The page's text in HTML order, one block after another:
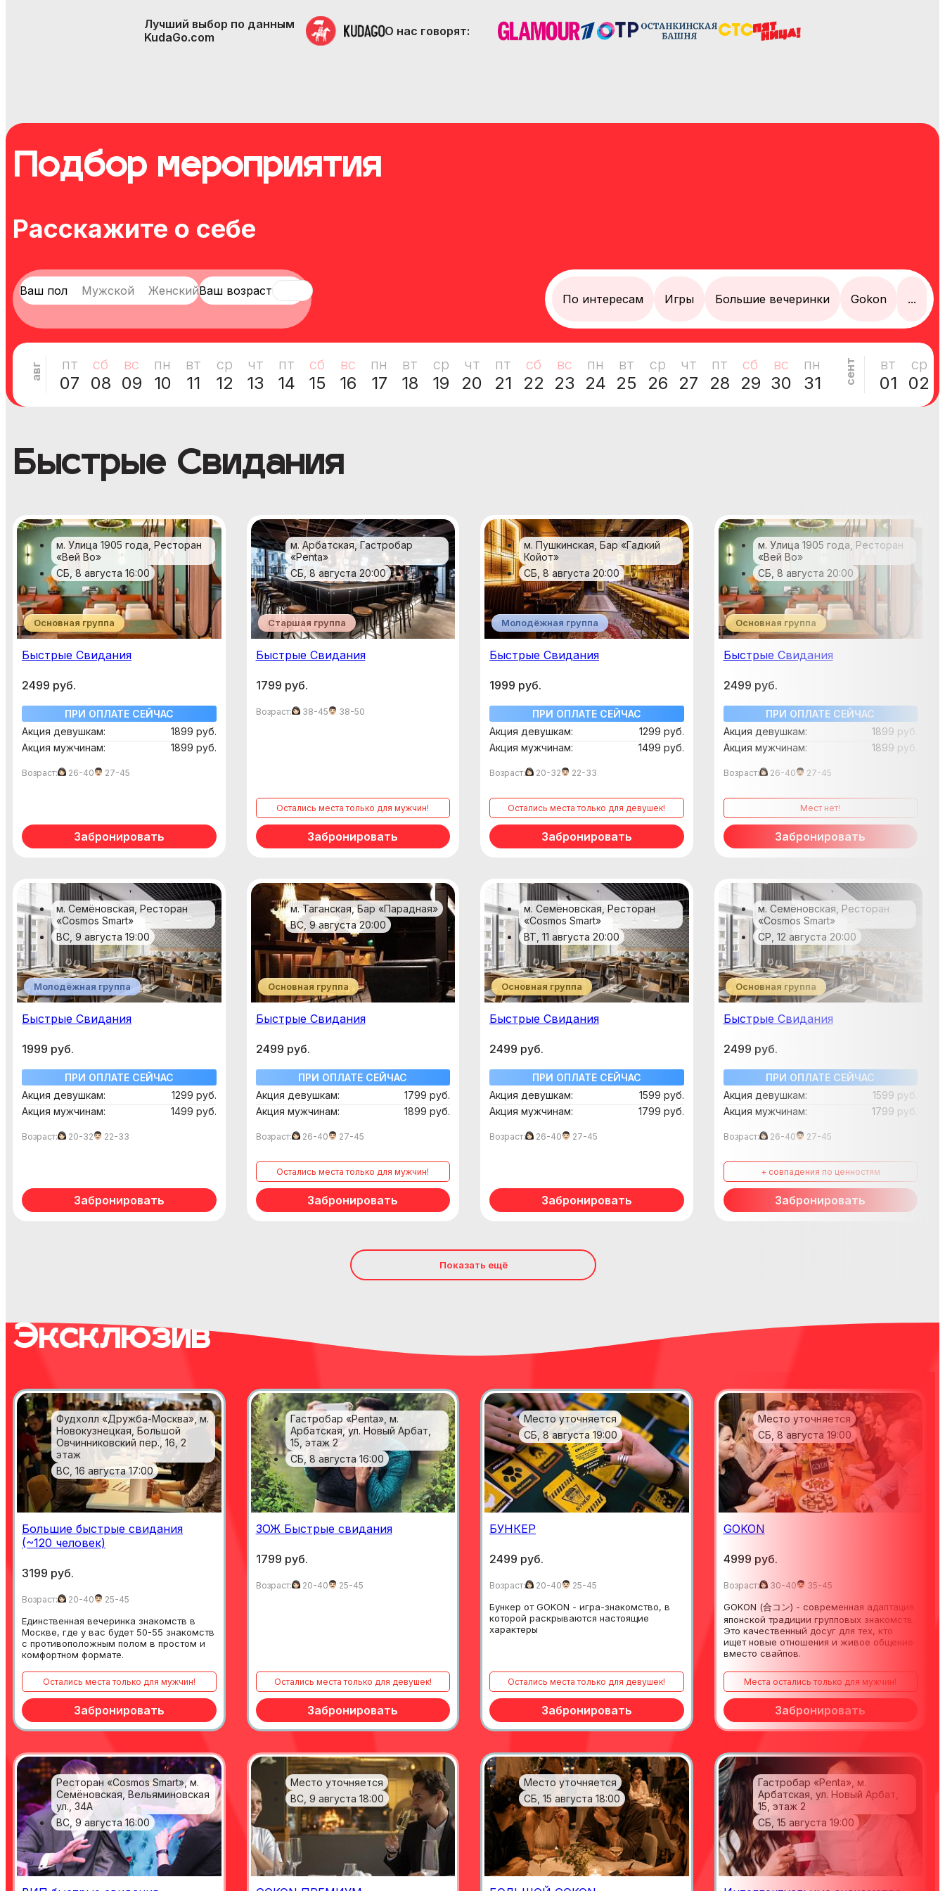
Лучший выбор по данным
KudaGo.com
О нас говорят:
Подбор мероприятия
Расскажите о себе
Ваш пол Мужской ЖенскийВаш возраст
По интересам Игры Большие вечеринки Gokon ...
авг пт
07
сб
08
вс
09
пн
10
вт
11
ср
12
чт
13
пт
14
сб
15
вс
16
пн
17
вт
18
ср
19
чт
20
пт
21
сб
22
вс
23
пн
24
вт
25
ср
26
чт
27
пт
28
сб
29
вс
30
пн
31 сент вт
01
ср
02
Быстрые Свидания
Основная группа
м. Улица 1905 года, Ресторан
«Вей Во»
СБ, 8 августа 16:00
Быстрые Свидания
2499 руб.
ПРИ ОПЛАТЕ СЕЙЧАС
Акция девушкам:
1899 руб.
Акция мужчинам:
1899 руб.
Возраст: 26-40 27-45
Забронировать
Старшая группа
м. Арбатская, Гастробар
«Penta»
СБ, 8 августа 20:00
Быстрые Свидания
1799 руб.
Возраст: 38-45 38-50
остались места только для мужчин!
Забронировать
Молодёжная группа
м. Пушкинская, Бар «Гадкий
Койот»
СБ, 8 августа 20:00
Быстрые Свидания
1999 руб.
ПРИ ОПЛАТЕ СЕЙЧАС
Акция девушкам:
1299 руб.
Акция мужчинам:
1499 руб.
Возраст: 20-32 22-33
остались места только для девушек!
Забронировать
Основная группа
м. Улица 1905 года, Ресторан
«Вей Во»
СБ, 8 августа 20:00
Быстрые Свидания
2499 руб.
ПРИ ОПЛАТЕ СЕЙЧАС
Акция девушкам:
1899 руб.
Акция мужчинам:
1899 руб.
Возраст: 26-40 27-45
мест нет!
Забронировать
Молодёжная группа
м. Семёновская, Ресторан
«Cosmos Smart»
ВС, 9 августа 19:00
Быстрые Свидания
1999 руб.
ПРИ ОПЛАТЕ СЕЙЧАС
Акция девушкам:
1299 руб.
Акция мужчинам:
1499 руб.
Возраст: 20-32 22-33
Забронировать
Основная группа
м. Таганская, Бар «Парадная»
ВС, 9 августа 20:00
Быстрые Свидания
2499 руб.
ПРИ ОПЛАТЕ СЕЙЧАС
Акция девушкам:
1799 руб.
Акция мужчинам:
1899 руб.
Возраст: 26-40 27-45
остались места только для мужчин!
Забронировать
Основная группа
м. Семёновская, Ресторан
«Cosmos Smart»
ВТ, 11 августа 20:00
Быстрые Свидания
2499 руб.
ПРИ ОПЛАТЕ СЕЙЧАС
Акция девушкам:
1599 руб.
Акция мужчинам:
1799 руб.
Возраст: 26-40 27-45
Забронировать
Основная группа
м. Семёновская, Ресторан
«Cosmos Smart»
СР, 12 августа 20:00
Быстрые Свидания
2499 руб.
ПРИ ОПЛАТЕ СЕЙЧАС
Акция девушкам:
1599 руб.
Акция мужчинам:
1799 руб.
Возраст: 26-40 27-45
+ совпадения по ценностям
Забронировать
Показать ещё
Эксклюзив
Фудхолл «Дружба-Москва», м.
Новокузнецкая, Большой
Овчинниковский пер., 16, 2
этаж
ВС, 16 августа 17:00
Большие быстрые свидания
(~120 человек)
3199 руб.
Возраст: 20-40 25-45
Единственная вечеринка знакомств в
Москве, где у вас будет 50-55 знакомств
с противоположным полом в простом и
комфортном формате.
остались места только для мужчин!
Забронировать
Гастробар «Penta», м.
Арбатская, ул. Новый Арбат,
15, этаж 2
СБ, 8 августа 16:00
ЗОЖ Быстрые свидания
1799 руб.
Возраст: 20-40 25-45
остались места только для девушек!
Забронировать
Место уточняется
СБ, 8 августа 19:00
БУНКЕР
2499 руб.
Возраст: 20-40 25-45
Бункер от GOKON - игра-знакомство, в
которой раскрываются настоящие
характеры
остались места только для девушек!
Забронировать
Место уточняется
СБ, 8 августа 19:00
GOKON
4999 руб.
Возраст: 30-40 35-45
GOKON (合コン) - современная адаптация
японской традиции групповых знакомств.
Это качественный досуг для тех, кто
ищет новые отношения и живое общение
вместо свайпов.
места остались только для мужчин!
Забронировать
Ресторан «Cosmos Smart», м.
Семёновская, Вельяминовская
ул., 34А
ВС, 9 августа 16:00
Место уточняется
ВС, 9 августа 18:00
Место уточняется
СБ, 15 августа 18:00
Гастробар «Penta», м.
Арбатская, ул. Новый Арбат,
15, этаж 2
СБ, 15 августа 19:00